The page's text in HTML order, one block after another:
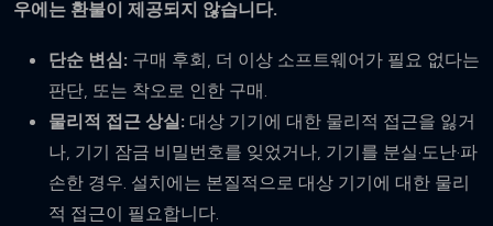
우에는 환불이 제공되지 않습니다.
단순 변심: 구매 후회, 더 이상 소프트웨어가 필요 없다는
판단, 또는 착오로 인한 구매.
물리적 접근 상실: 대상 기기에 대한 물리적 접근을 잃거
나, 기기 잠금 비밀번호를 잊었거나, 기기를 분실·도난·파
손한 경우. 설치에는 본질적으로 대상 기기에 대한 물리
적 접근이 필요합니다.